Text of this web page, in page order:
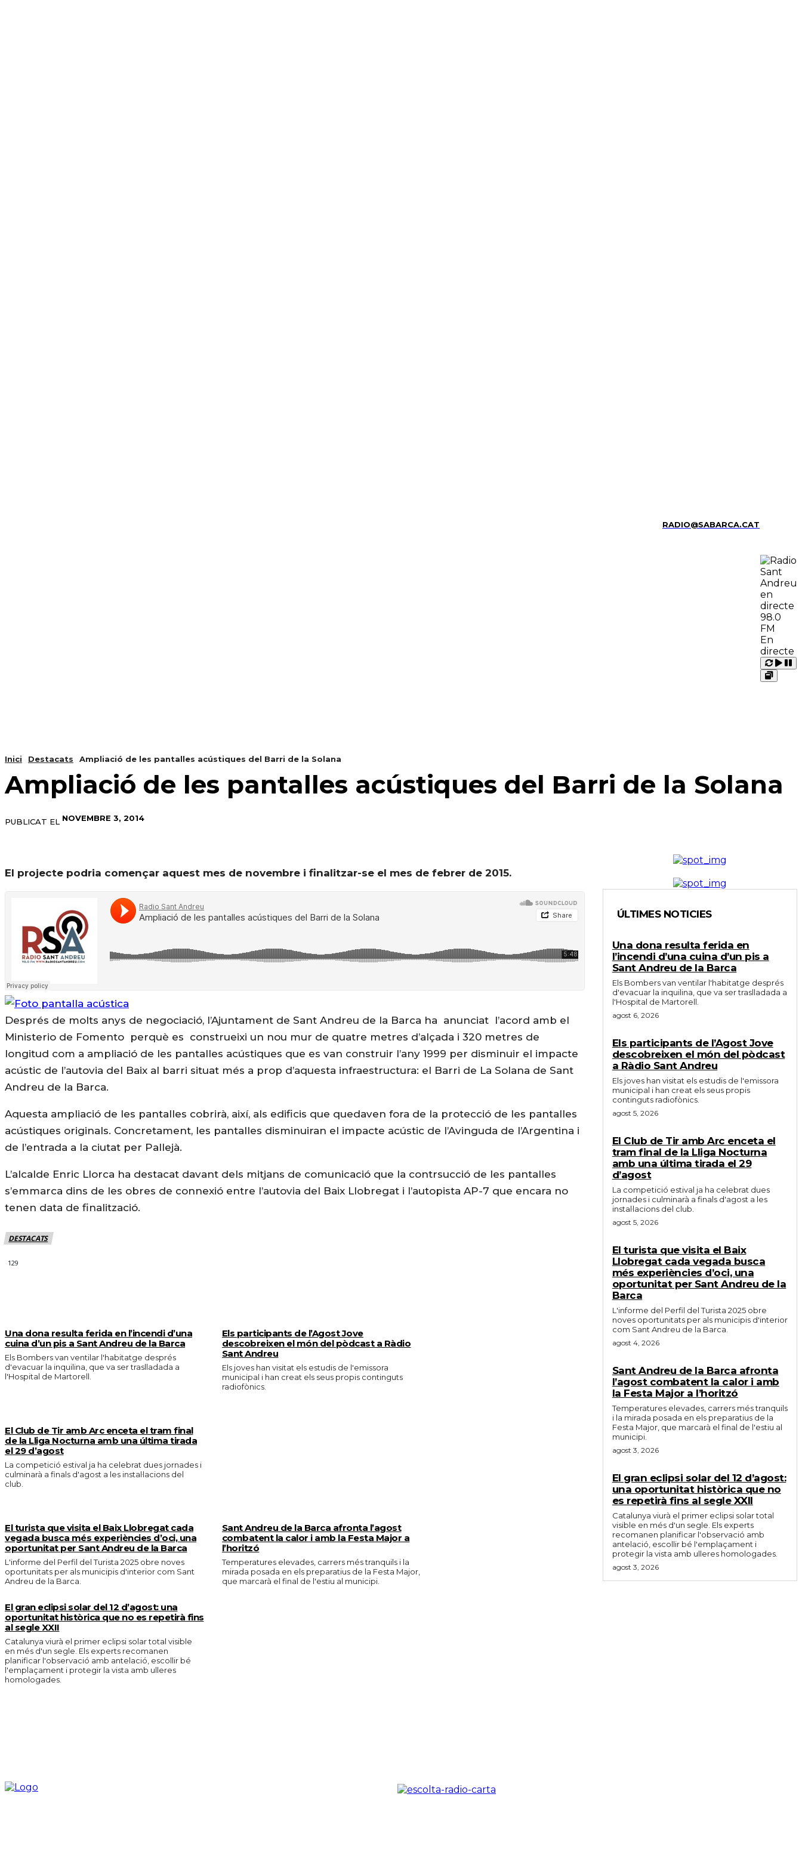
RADIO@SABARCA.CAT
98.0
FM
En
directe
Pausar
Open
Inici Destacats Ampliació de les pantalles acústiques del Barri de la Solana
Ampliació de les pantalles acústiques del Barri de la Solana
PUBLICAT EL NOVEMBRE 3, 2014
El projecte podria començar aquest mes de novembre i finalitzar-se el mes de febrer de 2015.
Després de molts anys de negociació, l’Ajuntament de Sant Andreu de la Barca ha anunciat l’acord amb el
Ministerio de Fomento perquè es construeixi un nou mur de quatre metres d’alçada i 320 metres de
longitud com a ampliació de les pantalles acústiques que es van construir l’any 1999 per disminuir el impacte
acústic de l’autovia del Baix al barri situat més a prop d’aquesta infraestructura: el Barri de La Solana de Sant
Andreu de la Barca.
Aquesta ampliació de les pantalles cobrirà, així, als edificis que quedaven fora de la protecció de les pantalles
acústiques originals. Concretament, les pantalles disminuiran el impacte acústic de l’Avinguda de l’Argentina i
de l’entrada a la ciutat per Pallejà.
L’alcalde Enric Llorca ha destacat davant dels mitjans de comunicació que la contrsucció de les pantalles
s’emmarca dins de les obres de connexió entre l’autovia del Baix Llobregat i l’autopista AP-7 que encara no
tenen data de finalització.
DESTACATS
129
Una dona resulta ferida en l’incendi d’una
cuina d’un pis a Sant Andreu de la Barca
Els Bombers van ventilar l'habitatge després
d'evacuar la inquilina, que va ser traslladada a
l'Hospital de Martorell.
Els participants de l’Agost Jove
descobreixen el món del pòdcast a Ràdio
Sant Andreu
Els joves han visitat els estudis de l'emissora
municipal i han creat els seus propis continguts
radiofònics.
El Club de Tir amb Arc enceta el tram final
de la Lliga Nocturna amb una última tirada
el 29 d’agost
La competició estival ja ha celebrat dues jornades i
culminarà a finals d'agost a les instal·lacions del
club.
El turista que visita el Baix Llobregat cada
vegada busca més experiències d’oci, una
oportunitat per Sant Andreu de la Barca
L'informe del Perfil del Turista 2025 obre noves
oportunitats per als municipis d'interior com Sant
Andreu de la Barca.
Sant Andreu de la Barca afronta l’agost
combatent la calor i amb la Festa Major a
l’horitzó
Temperatures elevades, carrers més tranquils i la
mirada posada en els preparatius de la Festa Major,
que marcarà el final de l'estiu al municipi.
El gran eclipsi solar del 12 d’agost: una
oportunitat històrica que no es repetirà fins
al segle XXII
Catalunya viurà el primer eclipsi solar total visible
en més d'un segle. Els experts recomanen
planificar l'observació amb antelació, escollir bé
l'emplaçament i protegir la vista amb ulleres
homologades.
ÚLTIMES NOTICIES
Una dona resulta ferida en
l’incendi d’una cuina d’un pis a
Sant Andreu de la Barca
Els Bombers van ventilar l'habitatge després
d'evacuar la inquilina, que va ser traslladada a
l'Hospital de Martorell.
agost 6, 2026
Els participants de l’Agost Jove
descobreixen el món del pòdcast
a Ràdio Sant Andreu
Els joves han visitat els estudis de l'emissora
municipal i han creat els seus propis
continguts radiofònics.
agost 5, 2026
El Club de Tir amb Arc enceta el
tram final de la Lliga Nocturna
amb una última tirada el 29
d’agost
La competició estival ja ha celebrat dues
jornades i culminarà a finals d'agost a les
instal·lacions del club.
agost 5, 2026
El turista que visita el Baix
Llobregat cada vegada busca
més experiències d’oci, una
oportunitat per Sant Andreu de la
Barca
L'informe del Perfil del Turista 2025 obre
noves oportunitats per als municipis d'interior
com Sant Andreu de la Barca.
agost 4, 2026
Sant Andreu de la Barca afronta
l’agost combatent la calor i amb
la Festa Major a l’horitzó
Temperatures elevades, carrers més tranquils
i la mirada posada en els preparatius de la
Festa Major, que marcarà el final de l'estiu al
municipi.
agost 3, 2026
El gran eclipsi solar del 12 d’agost:
una oportunitat històrica que no
es repetirà fins al segle XXII
Catalunya viurà el primer eclipsi solar total
visible en més d'un segle. Els experts
recomanen planificar l'observació amb
antelació, escollir bé l'emplaçament i
protegir la vista amb ulleres homologades.
agost 3, 2026